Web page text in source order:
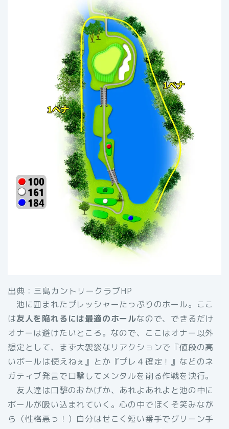
出典：三島カントリークラブHP
池に囲まれたプレッシャーたっぷりのホール。ここ
は友人を陥れるには最適のホールなので、できるだけ
オナーは避けたいところ。なので、ここはオナー以外
想定として、まず大袈裟なリアクションで『値段の高
いボールは使えねぇ』とか『プレ４確定！』などのネ
ガティブ発言で口撃してメンタルを削る作戦を決行。
友人達は口撃のおかげか、あれよあれよと池の中に
ボールが吸い込まれていく。心の中でほくそ笑みなが
ら（性格悪っ！）自分はせこく短い番手でグリーン手